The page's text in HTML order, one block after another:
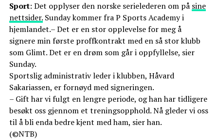
Sport: Det opplyser den norske serielederen om på sine
nettsider.Sunday kommer fra P Sports Academy i
hjemlandet.– Det er en stor opplevelse for meg å
signere min første proffkontrakt med en så stor klubb
som Glimt. Det er en drøm som går i oppfyllelse, sier
Sunday.
Sportslig administrativ leder i klubben, Håvard
Sakariassen, er fornøyd med signeringen.
– Gift har vi fulgt en lengre periode, og han har tidligere
besøkt oss gjennom et treningsopphold. Nå gleder vi oss
til å bli enda bedre kjent med ham, sier han.
(©NTB)